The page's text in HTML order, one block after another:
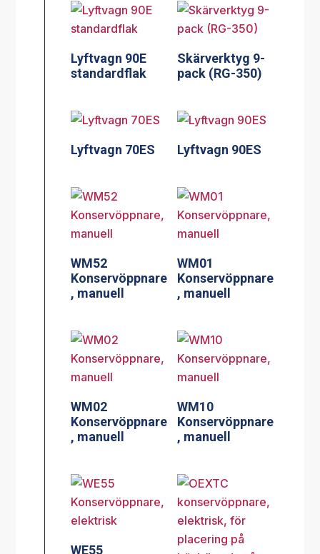
Lyftvagn 90E
standardflak
Skärverktyg 9-
pack (RG-350)
Lyftvagn 70ES Lyftvagn 90ES
WM52
Konservöppnare
, manuell
WM01
Konservöppnare
, manuell
WM02
Konservöppnare
, manuell
WM10
Konservöppnare
, manuell
WE55